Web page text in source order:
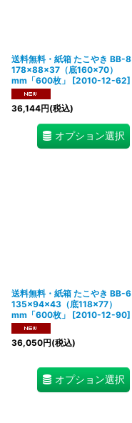
送料無料・紙箱 たこやき BB-8
178×88×37（底160×70）
mm「600枚」
[2010-12-62]
36,144円(税込)
オプション選択
送料無料・紙箱 たこやき BB-6
135×94×43（底118×77）
mm「600枚」
[2010-12-90]
36,050円(税込)
オプション選択